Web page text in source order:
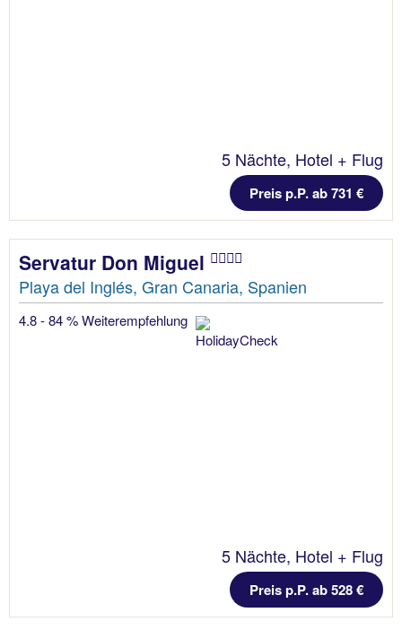
5 Nächte, Hotel + Flug
Preis p.P. ab 731 €
Servatur Don Miguel
Playa del Inglés, Gran Canaria, Spanien
4.8 - 84 % Weiterempfehlung
5 Nächte, Hotel + Flug
Preis p.P. ab 528 €